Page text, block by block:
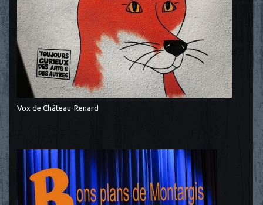
Vox de Château-Renard